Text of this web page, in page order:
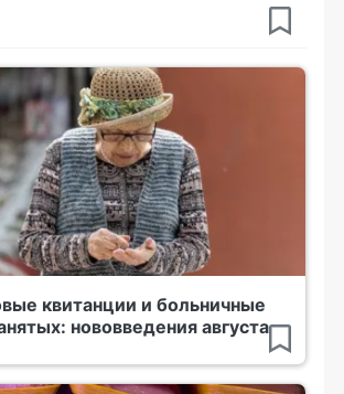
квитанции и больничные
нововведения августа